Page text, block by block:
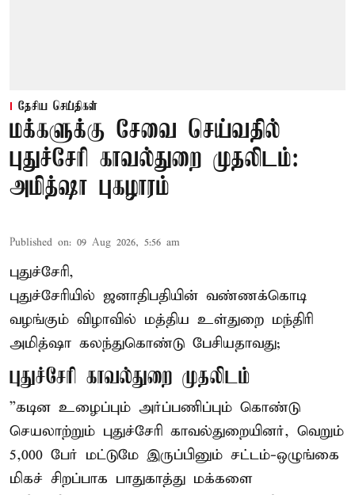
தேசிய செய்திகள்
மக்களுக்கு சேவை செய்வதில்
புதுச்சேரி காவல்துறை முதலிடம்:
அமித்ஷா புகழாரம்
Published on: 09 Aug 2026, 5:56 am
புதுச்சேரி,
புதுச்சேரியில் ஜனாதிபதியின் வண்ணக்கொடி
வழங்கும் விழாவில் மத்திய உள்துறை மந்திரி
அமித்ஷா கலந்துகொண்டு பேசியதாவது;
புதுச்சேரி காவல்துறை முதலிடம்
”கடின உழைப்பும் அர்ப்பணிப்பும் கொண்டு
செயலாற்றும் புதுச்சேரி காவல்துறையினர், வெறும்
5,000 பேர் மட்டுமே இருப்பினும் சட்டம்-ஒழுங்கை
மிகச் சிறப்பாக பாதுகாத்து மக்களை